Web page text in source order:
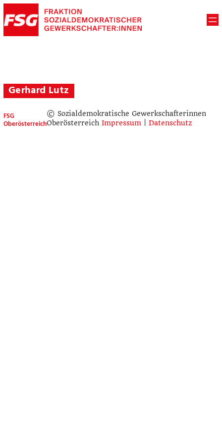
Gerhard Lutz
FSG
Oberösterreich
© Sozialdemokratische Gewerkschafterinnen
Oberösterreich Impressum| Datenschutz